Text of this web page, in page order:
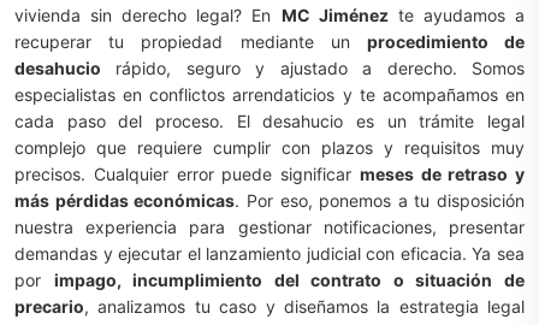
vivienda sin derecho legal? En MC Jiménezte ayudamos a
recuperar tu propiedad mediante un procedimiento de
desahucio rápido, seguro y ajustado a derecho. Somos
especialistas en conflictos arrendaticios y te acompañamos en
cada paso del proceso. El desahucio es un trámite legal
complejo que requiere cumplir con plazos y requisitos muy
precisos. Cualquier error puede significar meses de retraso y
más pérdidas económicas. Por eso, ponemos a tu disposición
nuestra experiencia para gestionar notificaciones, presentar
demandas y ejecutar el lanzamiento judicial con eficacia. Ya sea
por impago, incumplimiento del contrato o situación de
precario, analizamos tu caso y diseñamos la estrategia legal